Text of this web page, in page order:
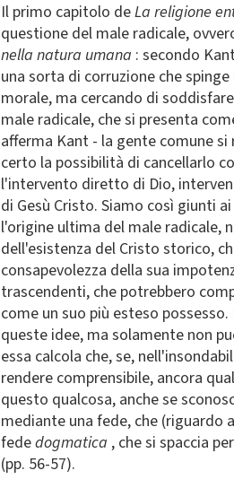
Il primo capitolo deLa religione
questione del male radicale,
nella natura umana : secondo
una sorta di corruzione che
morale, ma cercando di
male radicale, che si presenta
afferma Kant - la gente comune
certo la possibilità di cancellarlo
l'intervento diretto di Dio,
di Gesù Cristo. Siamo così giunti
l'origine ultima del male radicale,
dell'esistenza del Cristo storico,
consapevolezza della sua
trascendenti, che potrebbero
come un suo più esteso
queste idee, ma solamente non
essa calcola che, se,
rendere comprensibile, ancora
questo qualcosa, anche se
mediante una fede, che (riguardo
fededogmatica , che si spaccia
(pp. 56-57).